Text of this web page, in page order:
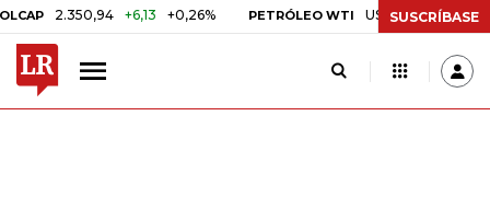
2.350,94 +6,13 +0,26% PETRÓLEO WTI US$ 78,01 US$ 2,92
SUSCRÍBASE